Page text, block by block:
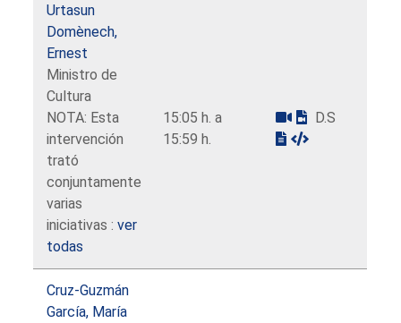
Urtasun
Domènech,
Ernest
Ministro de
Cultura
NOTA: Esta
intervención
trató
conjuntamente
varias
iniciativas :ver
todas
15:05 h. a
15:59 h.
D.S
Cruz-Guzmán
García, María